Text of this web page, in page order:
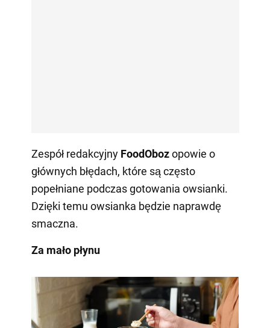
Zespół redakcyjny FoodObozopowie o
głównych błędach, które są często
popełniane podczas gotowania owsianki.
Dzięki temu owsianka będzie naprawdę
smaczna.
Za mało płynu